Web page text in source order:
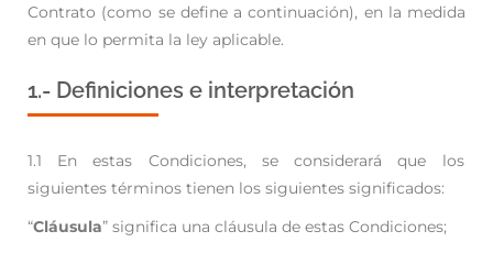
Contrato (como se define a continuación), en la medida
en que lo permita la ley aplicable.
1.- Definiciones e interpretación
1.1 En estas Condiciones, se considerará que los
siguientes términos tienen los siguientes significados:
“Cláusula” significa una cláusula de estas Condiciones;